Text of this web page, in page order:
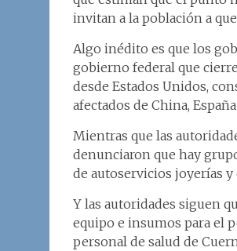
invitan a la población a
Algo inédito es que los
gobierno federal que
desde Estados Unidos,
afectados de China,
Mientras que las
denunciaron que hay
de autoservicios joyerías
Y las autoridades siguen
equipo e insumos para el
personal de salud de